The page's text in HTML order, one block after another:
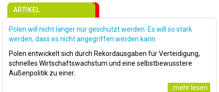
ARTIKEL
Polen will nicht länger nur geschützt werden. Es will so stark
werden, dass es nicht angegriffen werden kann
Polen entwickelt sich durch Rekordausgaben für Verteidigung,
schnelles Wirtschaftswachstum und eine selbstbewusstere
Außenpolitik zu einer..
..mehr lesen